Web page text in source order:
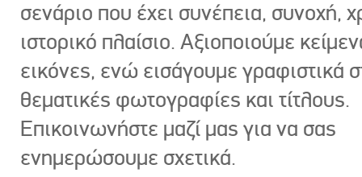
σενάριο που έχει συνέπεια, συνοχή,
ιστορικό πλαίσιο. Αξιοποιούμε
εικόνες, ενώ εισάγουμε γραφιστικά
θεματικές φωτογραφίες και τίτλους.
Επικοινωνήστε μαζί μας για να σας
ενημερώσουμε σχετικά.